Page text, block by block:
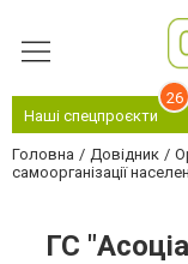
Наші спецпроєкти
26
Головна Довідник
самоорганізації
ГС